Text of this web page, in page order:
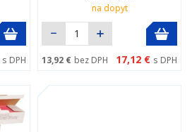
s DPH
na dopyt
13,92 € bez DPH 17,12 € s DPH